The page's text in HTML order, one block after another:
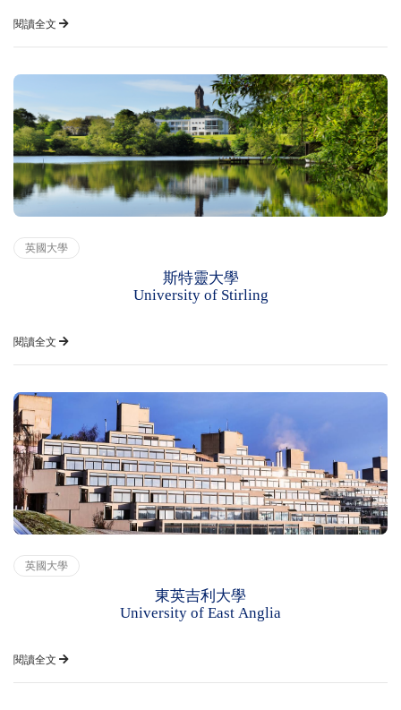
閱讀全文
英國大學
斯特靈大學
University of Stirling
閱讀全文
英國大學
東英吉利大學
University of East Anglia
閱讀全文